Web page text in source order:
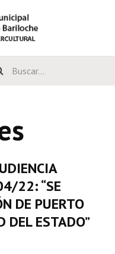
22: “SE
DE PUERTO
DEL ESTADO”